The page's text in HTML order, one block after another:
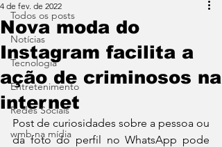
Todos os posts
Notícias
Tecnologia
Entretenimento
Redes Sociais
wmb na mídia
Nova moda do
Instagram facilita a
ação de criminosos na
internet
4 de fev. de 2022
Post de curiosidades sobre a pessoa ou
da foto do perfil no WhatsApp pode